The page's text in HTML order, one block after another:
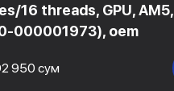
16 threads, GPU, AM5,
000001973), oem
950 сум